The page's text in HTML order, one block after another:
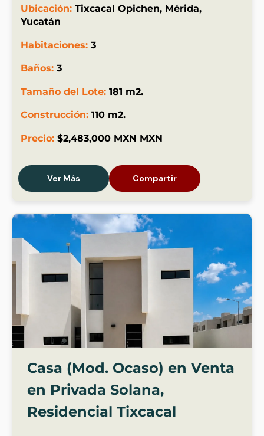
Ubicación: Tixcacal Opichen, Mérida,
Yucatán
Habitaciones: 3
Baños: 3
Tamaño del Lote: 181 m2.
Construcción: 110 m2.
Precio: $2,483,000 MXN MXN
Ver Más Compartir
Casa (Mod. Ocaso) en Venta
en Privada Solana,
Residencial Tixcacal